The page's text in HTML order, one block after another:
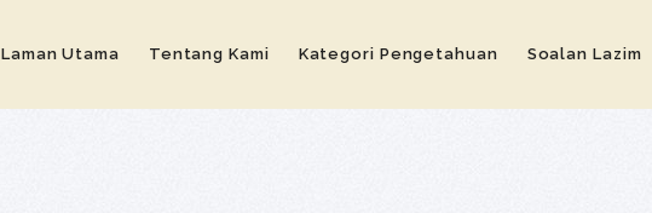
Laman Utama Tentang Kami Kategori Pengetahuan Soalan Lazim